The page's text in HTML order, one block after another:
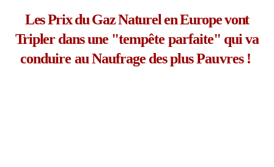
Les Prix du Gaz Naturel en Europe vont
Triplerdans une "tempête parfaite" qui va
conduire au Naufrage des plus Pauvres !